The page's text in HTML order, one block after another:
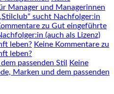
Manager und Managerinnen
sucht Nachfolger:in
zu Gut eingeführte
(auch als Lizenz)
leben? Keine Kommentare zu
leben?
passenden Stil
Keine
Marken und dem passenden